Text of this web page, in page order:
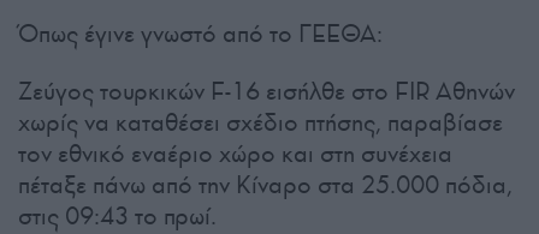
Όπως έγινε γνωστό από το ΓΕΕΘΑ:
Ζεύγος τουρκικών F-16 εισήλθε στο FIR Αθηνών
χωρίς να καταθέσει σχέδιο πτήσης, παραβίασε
τον εθνικό εναέριο χώρο και στη συνέχεια
πέταξε πάνω από την Κίναρο στα 25.000 πόδια,
στις 09:43 το πρωί.